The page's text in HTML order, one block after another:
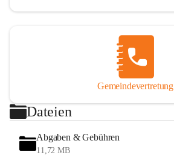
Gemeindevertretung
Dateien
Abgaben & Gebühren
11,72 MB